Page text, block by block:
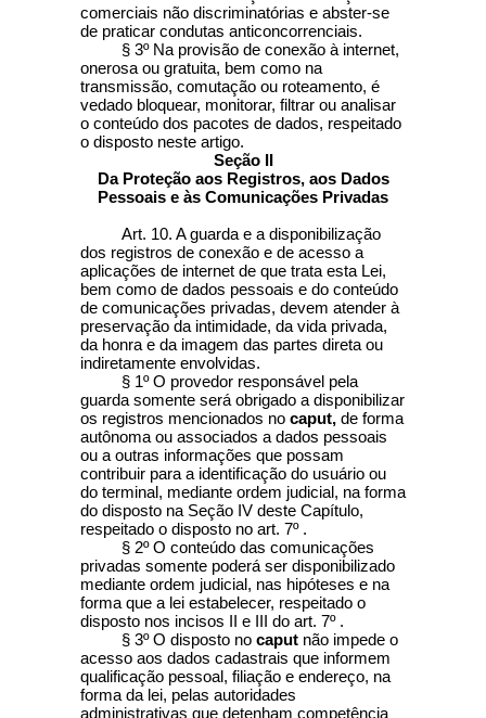
comerciais não discriminatórias e abster-se
de praticar condutas anticoncorrenciais.
§ 3º Na provisão de conexão à internet,
onerosa ou gratuita, bem como na
transmissão, comutação ou roteamento, é
vedado bloquear, monitorar, filtrar ou analisar
o conteúdo dos pacotes de dados, respeitado
o disposto neste artigo.
Seção II
Da Proteção aos Registros, aos Dados
Pessoais e às Comunicações Privadas
Art. 10. A guarda e a disponibilização
dos registros de conexão e de acesso a
aplicações de internet de que trata esta Lei,
bem como de dados pessoais e do conteúdo
de comunicações privadas, devem atender à
preservação da intimidade, da vida privada,
da honra e da imagem das partes direta ou
indiretamente envolvidas.
§ 1º O provedor responsável pela
guarda somente será obrigado a disponibilizar
os registros mencionados no caput, de forma
autônoma ou associados a dados pessoais
ou a outras informações que possam
contribuir para a identificação do usuário ou
do terminal, mediante ordem judicial, na forma
do disposto na Seção IV deste Capítulo,
respeitado o disposto no art. 7º .
§ 2º O conteúdo das comunicações
privadas somente poderá ser disponibilizado
mediante ordem judicial, nas hipóteses e na
forma que a lei estabelecer, respeitado o
disposto nos incisos II e III do art. 7º .
§ 3º O disposto no caput não impede o
acesso aos dados cadastrais que informem
qualificação pessoal, filiação e endereço, na
forma da lei, pelas autoridades
administrativas que detenham competência